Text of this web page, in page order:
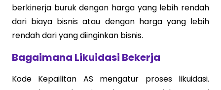
berkinerja buruk dengan harga yang lebih rendah
dari biaya bisnis atau dengan harga yang lebih
rendah dari yang diinginkan bisnis.
Bagaimana Likuidasi Bekerja
Kode Kepailitan AS mengatur proses likuidasi.